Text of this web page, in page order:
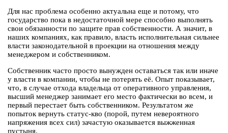
Для нас проблема особенно актуальна еще и потому, что
государство пока в недостаточной мере способно выполнять
свои обязанности по защите прав собственности. А значит, в
наших компаниях, как правило, власть исполнительная сильнее
власти законодательной в проекции на отношения между
менеджером и собственником.
Собственник часто просто вынужден оставаться так или иначе
у власти в компании, чтобы не потерять её. Опыт показывает,
что, в случае отхода владельца от оперативного управления,
высший менеджер занимает его место фактически во всем, и
первый перестает быть собственником. Результатом же
попыток вернуть статус-кво (порой, путем невероятного
напряжения всех сил) зачастую оказывается выжженная
пустыня.